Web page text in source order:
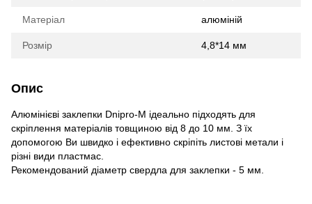
Матеріал алюміній
Розмір 4,8*14 мм
Опис
Алюмінієві заклепки Dnipro-M ідеально підходять для
скріплення матеріалів товщиною від 8 до 10 мм. З їх
допомогою Ви швидко і ефективно скріпіть листові метали і
різні види пластмас.
Рекомендований діаметр свердла для заклепки - 5 мм.